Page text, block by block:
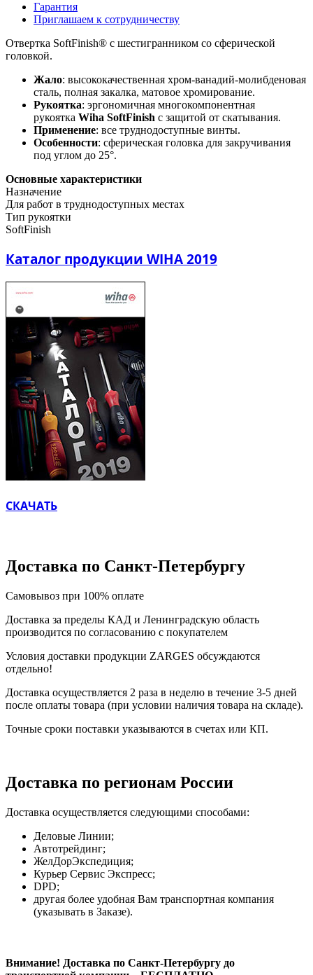
Гарантия
Приглашаем к сотрудничеству
Отвертка SoftFinish® с шестигранником со сферической
головкой.
Жало: высококачественная хром-ванадий-молибденовая
сталь, полная закалка, матовое хромирование.
Рукоятка: эргономичная многокомпонентная
рукоятка Wiha SoftFinish с защитой от скатывания.
Применение: все труднодоступные винты.
Особенности: сферическая головка для закручивания
под углом до 25°.
Основные характеристики
Назначение
Для работ в труднодоступных местах
Тип рукоятки
SoftFinish
Каталог продукции WIHA 2019
СКАЧАТЬ
Доставка по Санкт-Петербургу
Самовывоз при 100% оплате
Доставка за пределы КАД и Ленинградскую область
производится по согласованию с покупателем
Условия доставки продукции ZARGES обсуждаются
отдельно!
Доставка осуществляется 2 раза в неделю в течение 3-5 дней
после оплаты товара (при условии наличия товара на складе).
Точные сроки поставки указываются в счетах или КП.
Доставка по регионам России
Доставка осуществляется следующими способами:
Деловые Линии;
Автотрейдинг;
ЖелДорЭкспедиция;
Курьер Сервис Экспресс;
DPD;
другая более удобная Вам транспортная компания
(указывать в Заказе).
Внимание! Доставка по Санкт-Петербургу до